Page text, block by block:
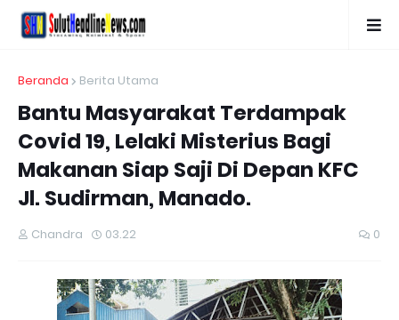
Beranda Berita Utama
Bantu Masyarakat Terdampak
Covid 19, Lelaki Misterius Bagi
Makanan Siap Saji Di Depan KFC
Jl. Sudirman, Manado.
Chandra 03.22 0